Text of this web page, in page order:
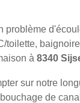
problème
toilette,
à 8340
sur notre
de